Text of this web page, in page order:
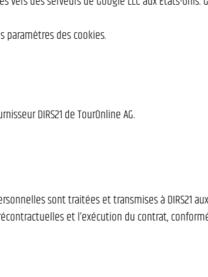
des cookies.
DIRS21 de TourOnline AG.
sont traitées et transmises à DIRS21
et l’exécution du contrat,